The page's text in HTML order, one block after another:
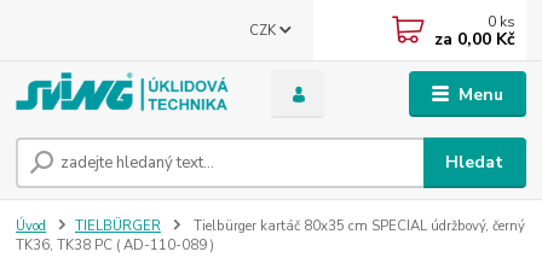
Menu
CZK
Hledat
0 ks
za 0,00 Kč
Úvod TIELBÜRGER
Tielbürger kartáč 80x35 cm SPECIAL údržbový, černý
TK36, TK38 PC ( AD-110-089 )